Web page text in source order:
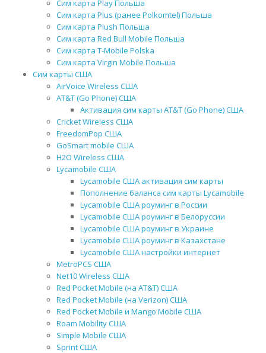
Сим карта Play Польша
Сим карта Plus (ранее Polkomtel) Польша
Сим карта Plush Польша
Сим карта Red Bull Mobile Польша
Сим карта T-Mobile Polska
Сим карта Virgin Mobile Польша
Сим карты США
AirVoice Wireless США
AT&T (Go Phone) США
Активация сим карты AT&T (Go Phone) США
Cricket Wireless США
FreedomPop США
GoSmart mobile США
H2O Wireless США
Lycamobile США
Lycamobile США активация сим карты
Пополнение баланса сим карты Lycamobile
Lycamobile США роуминг в России
Lycamobile США роуминг в Белоруссии
Lycamobile США роуминг в Украине
Lycamobile США роуминг в Казахстане
Lycamobile США настройки интернет
MetroPCS США
Net10 Wireless США
Red Pocket Mobile (на AT&T) США
Red Pocket Mobile (на Verizon) США
Red Pocket Mobile и Mango Mobile США
Roam Mobility США
Simple Mobile США
Sprint США